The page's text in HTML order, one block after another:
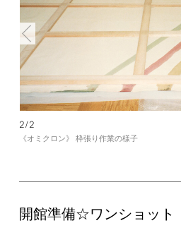
2/2
開館準備☆ワンショット